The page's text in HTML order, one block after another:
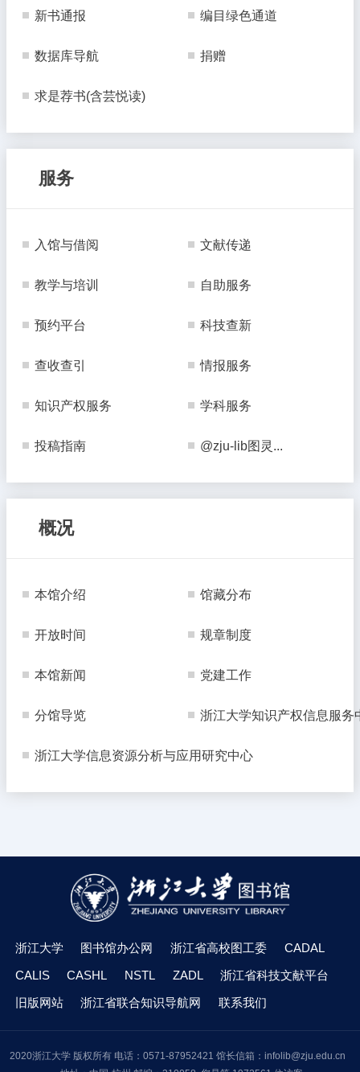
新书通报 编目绿色通道
数据库导航 捐赠
求是荐书(含芸悦读)
服务
入馆与借阅 文献传递
教学与培训 自助服务
预约平台 科技查新
查收查引 情报服务
知识产权服务 学科服务
投稿指南 @zju-lib图灵...
概况
本馆介绍 馆藏分布
开放时间 规章制度
本馆新闻 党建工作
分馆导览 浙江大学知识产权信息服务
浙江大学信息资源分析与应用研究中心
浙江大学 图书馆办公网 浙江省高校图工委
CADAL
CALIS
CASHL NSTL ZADL
浙江省科技文献平台
旧版网站
浙江省联合知识导航网 联系我们
2020浙江大学 版权所有 电话：0571-87952421 馆长信箱：infolib@zju.edu.cn